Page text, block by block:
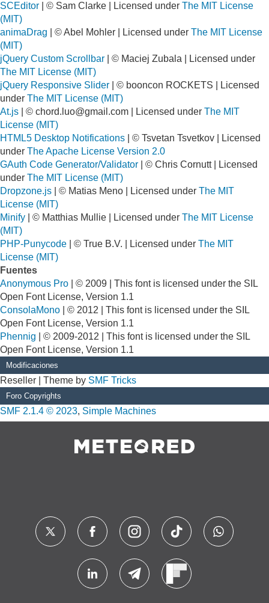
SCEditor | © Sam Clarke | Licensed under The MIT License
(MIT)
animaDrag | © Abel Mohler | Licensed under The MIT License
(MIT)
jQuery Custom Scrollbar | © Maciej Zubala | Licensed under
The MIT License (MIT)
jQuery Responsive Slider | © booncon ROCKETS | Licensed
under The MIT License (MIT)
At.js | © chord.luo@gmail.com | Licensed under The MIT
License (MIT)
HTML5 Desktop Notifications | © Tsvetan Tsvetkov | Licensed
under The Apache License Version 2.0
GAuth Code Generator/Validator | © Chris Cornutt | Licensed
under The MIT License (MIT)
Dropzone.js | © Matias Meno | Licensed under The MIT
License (MIT)
Minify | © Matthias Mullie | Licensed under The MIT License
(MIT)
PHP-Punycode | © True B.V. | Licensed under The MIT
License (MIT)
Fuentes
Anonymous Pro | © 2009 | This font is licensed under the SIL
Open Font License, Version 1.1
ConsolaMono | © 2012 | This font is licensed under the SIL
Open Font License, Version 1.1
Phennig | © 2009-2012 | This font is licensed under the SIL
Open Font License, Version 1.1
Modificaciones
Reseller | Theme by SMF Tricks
Foro Copyrights
SMF 2.1.4 © 2023, Simple Machines